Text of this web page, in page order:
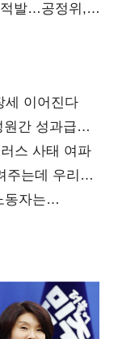
발…공정위,
세 이어진다
간 성과급
스 사태 여파
주는데 우리는
구하기
동자는